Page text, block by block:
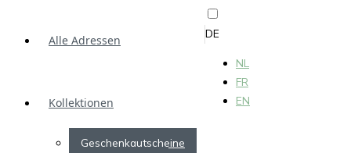
Alle Adressen
Kollektionen
Geschenkgutscheine
DE
NL
FR
EN